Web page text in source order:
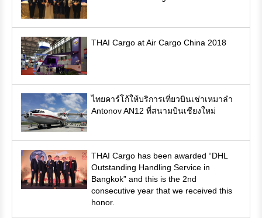
THAI Cargo at Air Cargo China 2018
ไทยคาร์โก้ให้บริการเที่ยวบินเช่าเหมาลำ
Antonov AN12 ที่สนามบินเชียงใหม่
THAI Cargo has been awarded “DHL
Outstanding Handling Service in
Bangkok” and this is the 2nd
consecutive year that we received this
honor.